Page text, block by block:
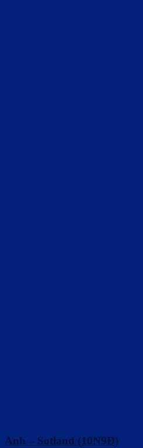
Anh – Sotland (10N9Đ)